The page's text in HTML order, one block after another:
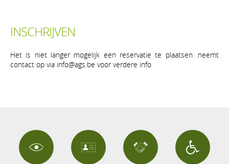
INSCHRIJVEN
Het is niet langer mogelijk een reservatie te plaatsen. neemt
contact op via info@ags.be voor verdere info